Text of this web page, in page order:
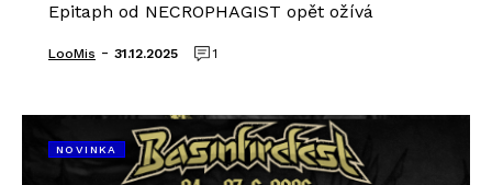
Epitaph od NECROPHAGIST opět ožívá
LooMis - 31.12.2025 1
NOVINKA